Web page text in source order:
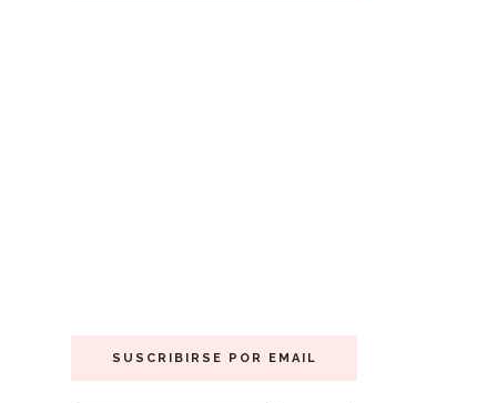
SUSCRIBIRSE POR EMAIL